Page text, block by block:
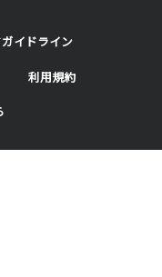
イドライン
利用規約